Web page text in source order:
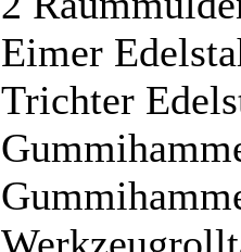
Eimer
Trichter